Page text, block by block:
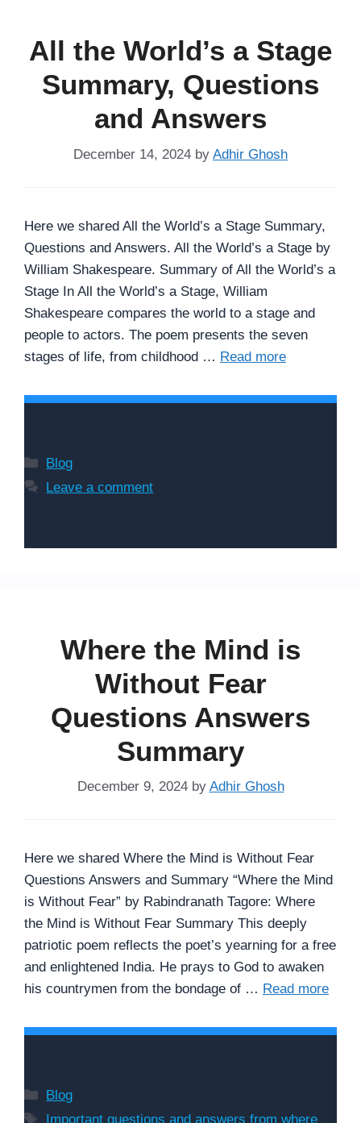
All the World’s a Stage
Summary, Questions
and Answers
December 14, 2024 by Adhir Ghosh
Here we shared All the World’s a Stage Summary,
Questions and Answers. All the World’s a Stage by
William Shakespeare. Summary of All the World’s a
Stage In All the World’s a Stage, William
Shakespeare compares the world to a stage and
people to actors. The poem presents the seven
stages of life, from childhood … Read more
Categories
Blog
Leave a comment
Where the Mind is
Without Fear
Questions Answers
Summary
December 9, 2024 by Adhir Ghosh
Here we shared Where the Mind is Without Fear
Questions Answers and Summary “Where the Mind
is Without Fear” by Rabindranath Tagore: Where
the Mind is Without Fear Summary This deeply
patriotic poem reflects the poet’s yearning for a free
and enlightened India. He prays to God to awaken
his countrymen from the bondage of … Read more
Categories
Blog
Tags
Important questions and answers from where